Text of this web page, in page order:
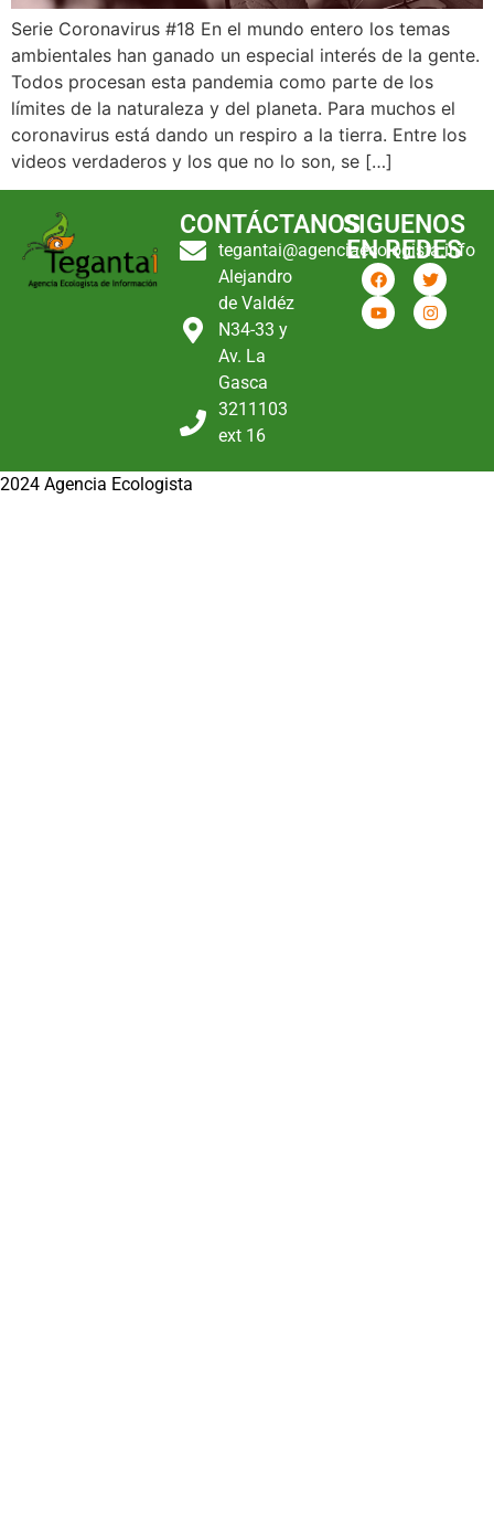
Serie Coronavirus #18 En el mundo entero los temas
ambientales han ganado un especial interés de la gente.
Todos procesan esta pandemia como parte de los
límites de la naturaleza y del planeta. Para muchos el
coronavirus está dando un respiro a la tierra. Entre los
videos verdaderos y los que no lo son, se […]
CONTÁCTANOS
tegantai@agenciaecologista.info
Alejandro
de Valdéz
N34-33 y
Av. La
Gasca
3211103
ext 16
SIGUENOS
EN REDES
2024 Agencia Ecologista